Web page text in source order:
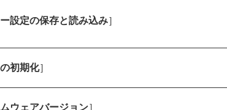
設定の保存と読み込み］
初期化］
ウェアバージョン］